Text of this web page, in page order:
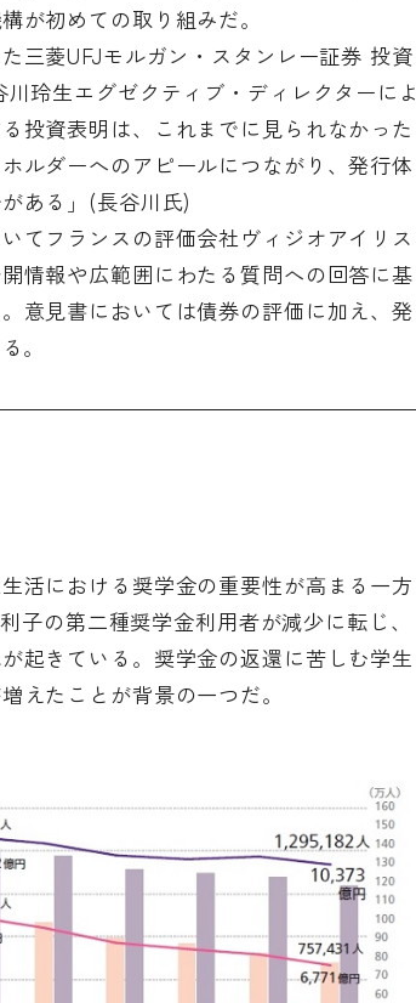
が初めての取り組みだ。
三菱UFJモルガン・スタンレー証券 投資
玲生エグゼクティブ・ディレクターによ
投資表明は、これまでに見られなかった
ルダーへのアピールにつながり、発行体
ある」(長谷川氏)
てフランスの評価会社ヴィジオアイリス
情報や広範囲にわたる質問への回答に基
意見書においては債券の評価に加え、発
。
活における奨学金の重要性が高まる一方
子の第二種奨学金利用者が減少に転じ、
起きている。奨学金の返還に苦しむ学生
えたことが背景の一つだ。